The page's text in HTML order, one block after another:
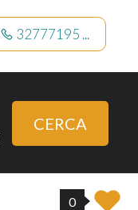
32777195 ...
CERCA
0